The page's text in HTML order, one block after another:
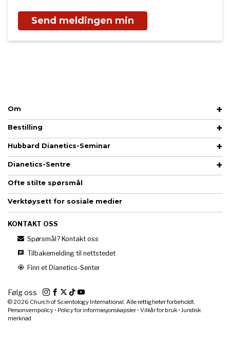
Send meldingen min
Om
Bestilling
Hubbard Dianetics-Seminar
Dianetics-Sentre
Ofte stilte spørsmål
Verktøysett for sosiale medier
KONTAKT OSS
Spørsmål? Kontakt oss
Tilbakemelding til nettstedet
Finn et Dianetics-Senter
Følg oss
© 2026 Church of Scientology International. Alle rettigheter forbeholdt.
Personvernpolicy • Policy for informasjonskapsler• Vilkår for bruk • Juridisk
merknad